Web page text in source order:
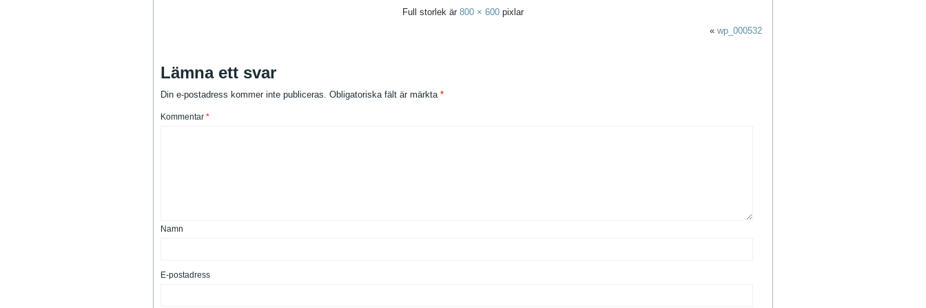
Full storlek är 800 × 600 pixlar
« wp_000532
Lämna ett svar
Din e-postadress kommer inte publiceras. Obligatoriska fält är märkta *
Kommentar *
Namn
E-postadress